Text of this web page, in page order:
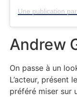
Andrew
On passe à un
L’acteur, présent
préféré miser sur